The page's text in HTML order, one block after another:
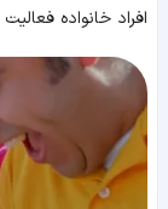
افراد خانواده